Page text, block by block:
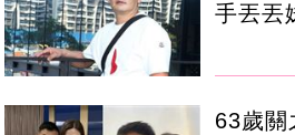
手丟丟
63歲關